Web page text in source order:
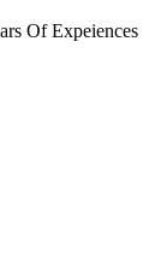
Of Expeiences